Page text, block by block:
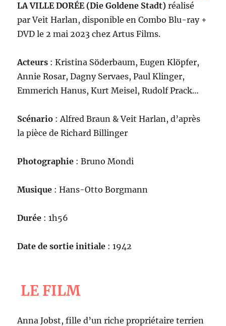
LA VILLE DORÉE (Die Goldene Stadt) réalisé
par Veit Harlan, disponible en Combo Blu-ray +
DVD le 2 mai 2023 chez Artus Films.
Acteurs : Kristina Söderbaum, Eugen Klöpfer,
Annie Rosar, Dagny Servaes, Paul Klinger,
Emmerich Hanus, Kurt Meisel, Rudolf Prack…
Scénario : Alfred Braun & Veit Harlan, d’après
la pièce de Richard Billinger
Photographie : Bruno Mondi
Musique : Hans-Otto Borgmann
Durée : 1h56
Date de sortie initiale : 1942
LE FILM
Anna Jobst, fille d’un riche propriétaire terrien